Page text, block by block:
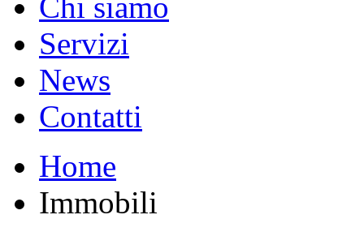
Servizi
News
Contatti
Home
Immobili